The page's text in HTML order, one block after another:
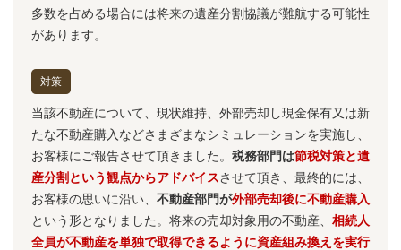
多数を占める場合には将来の遺産分割協議が難航する可能性
があります。
対策
当該不動産について、現状維持、外部売却し現金保有又は新
たな不動産購入などさまざまなシミュレーションを実施し、
お客様にご報告させて頂きました。 税務部門は節税対策と遺
産分割という観点からアドバイスさせて頂き、最終的には、
お客様の思いに沿い、 不動産部門が外部売却後に不動産購入
という形となりました。将来の売却対象用の不動産、 相続人
全員が不動産を単独で取得できるように資産組み換えを実行